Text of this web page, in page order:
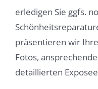
erledigen Sie ggfs.
präsentieren wir
Fotos,
detaillierten